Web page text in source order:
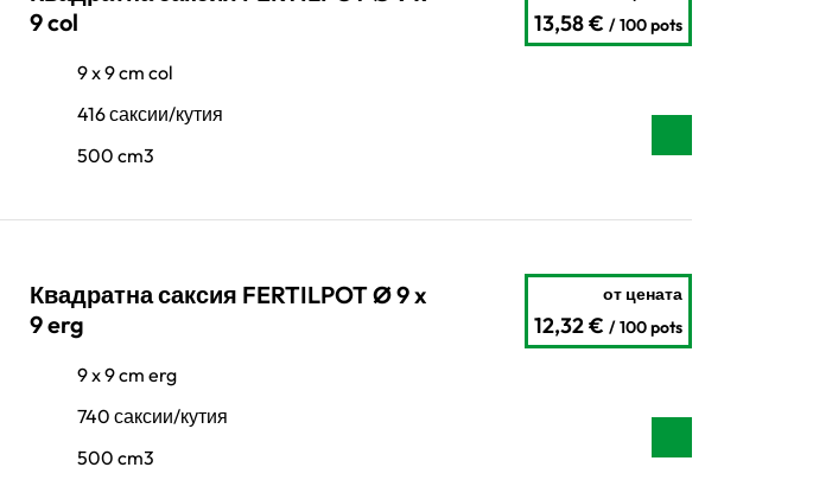
9 col
9 x 9 cm col
416 саксии/кутия
500 cm3
13,58 € / 100 pots
Квадратна саксия FERTILPOT Ø 9 x
9 erg
9 x 9 cm erg
740 саксии/кутия
500 cm3
от цената
12,32 € / 100 pots